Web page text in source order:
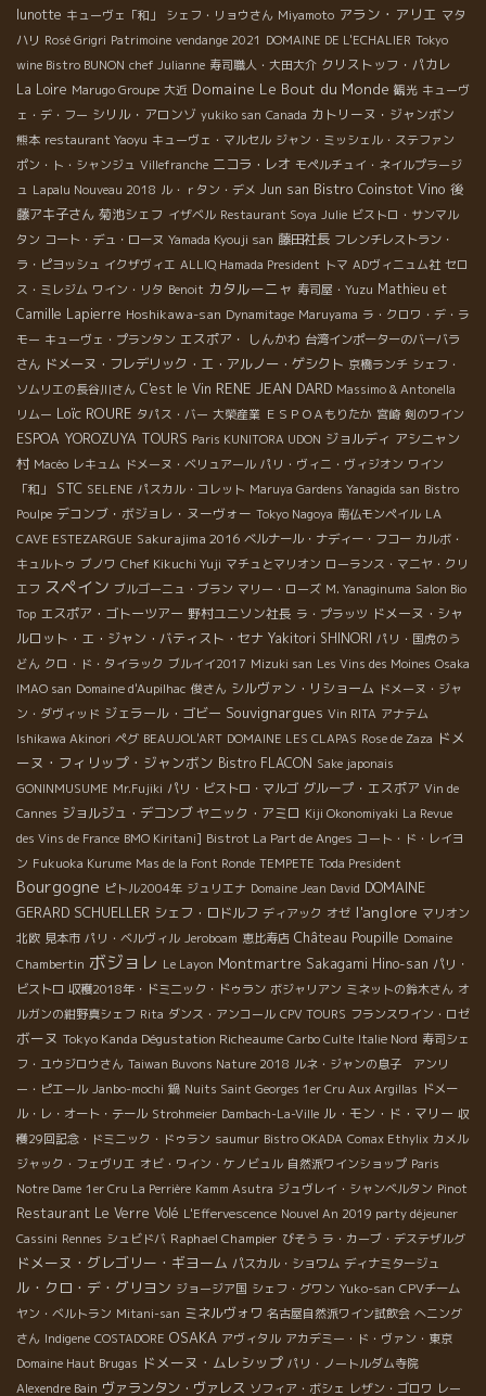
lunotte キューヴェ「和」 シェフ・リョウさん Miyamoto アラン・アリエ マタ
ハリ Rosé Grigri Patrimoine vendange 2021 DOMAINE DE L'ECHALIER Tokyo
wine Bistro BUNON chef Julianne 寿司職人・大田大介 クリストッフ・パカレ
La Loire Marugo Groupe 大近 Domaine Le Bout du Monde 観光 キューヴ
ェ・デ・フー シリル・アロンゾ yukiko san Canada カトリーヌ・ジャンボン
熊本 restaurant Yaoyu キューヴェ・マルセル ジャン・ミッシェル・ステファン
ポン・ト・シャンジュ Villefranche ニコラ・レオ モペルチュイ・ネイルプラージ
ュ Lapalu Nouveau 2018 ル・ｒタン・デメ Jun san Bistro Coinstot Vino 後
藤アキ子さん 菊池シェフ イザベル Restaurant Soya Julie ビストロ・サンマル
タン コート・デュ・ローヌ Yamada Kyouji san 藤田社長 フレンチレストラン・
ラ・ピヨッシュ イクザヴィエ ALLIQ Hamada President トマ ADヴィニュム社 セロ
ス・ミレジム ワイン・リタ Benoit カタルーニャ 寿司屋・Yuzu Mathieu et
Camille Lapierre Hoshikawa-san Dynamitage Maruyama ラ・クロワ・デ・ラ
モー キューヴェ・プランタン エスポア・ しんかわ 台湾インポーターのバーバラ
さん ドメーヌ・フレデリック・エ・アルノー・ゲシクト 京橋ランチ シェフ・
ソムリエの長谷川さん C'est le Vin RENE JEAN DARD Massimo & Antonella
リムー Loïc ROURE タパス・バー 大榮産業 ＥＳＰＯＡもりたか 宮崎 剣のワイン
ESPOA YOROZUYA TOURS Paris KUNITORA UDON ジョルディ アシニャン
村 Macéo レキュム ドメーヌ・ベリュアール パリ・ヴィニ・ヴィジオン ワイン
「和」
STC SELENE パスカル・コレット Maruya Gardens Yanagida san Bistro
Poulpe デコンブ・ボジョレ・ヌーヴォー Tokyo Nagoya 南仏モンペイル LA
CAVE ESTEZARGUE Sakurajima 2016 ベルナール・ナディー・フコー カルボ・
キュルトゥ ブノワ Chef Kikuchi Yuji マチュとマリオン ローランス・マニヤ・クリ
エフ スペイン ブルゴーニュ・ブラン マリー・ローズ M. Yanaginuma Salon Bio
Top エスポア・ゴトーツアー 野村ユニソン社長 ラ・プラッツ ドメーヌ・シャ
ルロット・エ・ジャン・バティスト・セナ Yakitori SHINORI パリ・国虎のう
どん クロ・ド・タイラック ブルイイ2017 Mizuki san Les Vins des Moines Osaka
IMAO san Domaine d'Aupilhac 俊さん シルヴァン・リショーム ドメーヌ・ジャ
ン・ダヴィッド ジェラール・ゴビー Souvignargues Vin RITA アナテム
Ishikawa Akinori ペグ BEAUJOL'ART DOMAINE LES CLAPAS Rose de Zaza ドメ
ーヌ・フィリップ・ジャンボン Bistro FLACON Sake japonais
GONINMUSUME Mr.Fujiki パリ・ビストロ・マルゴ グループ・エスポア Vin de
Cannes ジョルジュ・デコンブ ヤニック・アミロ Kiji Okonomiyaki La Revue
des Vins de France BMO Kiritani] Bistrot La Part de Anges コート・ド・レイヨ
ン Fukuoka Kurume Mas de la Font Ronde TEMPETE Toda President
Bourgogne ピトル2004年 ジュリエナ Domaine Jean David DOMAINE
GERARD SCHUELLER シェフ・ロドルフ ディアック オゼ l'anglore マリオン
北欧 見本市 パリ・ベルヴィル Jeroboam 恵比寿店 Château Poupille Domaine
Chambertin ボジョレ Le Layon Montmartre Sakagami Hino-san パリ・
ビストロ 収穫2018年・ドミニック・ドゥラン ボジャリアン ミネットの鈴木さん オ
ルガンの紺野真シェフ Rita ダンス・アンコール CPV TOURS フランスワイン・ロゼ
ボーヌ Tokyo Kanda Dégustation Richeaume Carbo Culte Italie Nord 寿司シェ
フ・ユウジロウさん Taiwan Buvons Nature 2018 ルネ・ジャンの息子 アンリ
ー・ピエール Janbo-mochi 鍋 Nuits Saint Georges 1er Cru Aux Argillas ドメー
ル・レ・オート・テール Strohmeier Dambach-La-Ville ル・モン・ド・マリー 収
穫29回記念・ドミニック・ドゥラン saumur Bistro OKADA Comax Ethylix カメル
ジャック・フェヴリエ オビ・ワイン・ケノビュル 自然派ワインショップ Paris
Notre Dame 1er Cru La Perrière Kamm Asutra ジュヴレイ・シャンベルタン Pinot
Restaurant Le Verre Volé L'Effervescence Nouvel An 2019 party déjeuner
Cassini Rennes シュビドバ Raphael Champier びそう ラ・カーブ・デステザルグ
ドメーヌ・グレゴリー・ギヨーム パスカル・ショワム ディナミタージュ
ル・クロ・デ・グリヨン ジョージア国 シェフ・グワン Yuko-san CPVチーム
ヤン・ベルトラン Mitani-san ミネルヴォワ 名古屋自然派ワイン試飲会 へニング
さん Indigene COSTADORE OSAKA アヴィタル アカデミー・ド・ヴァン・東京
Domaine Haut Brugas ドメーヌ・ムレシップ パリ・ノートルダム寺院
Alexendre Bain ヴァランタン・ヴァレス ソフィア・ボシェ レザン・ゴロワ レー